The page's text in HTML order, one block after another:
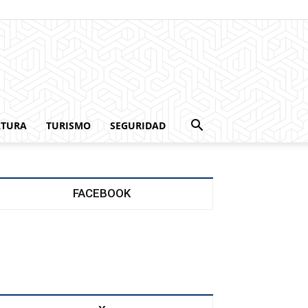
TURISMO SEGURIDAD
FACEBOOK